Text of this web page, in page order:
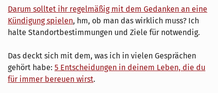
Darum solltet ihr regelmäßig mit dem Gedanken an eine
Kündigung spielen, hm, ob man das wirklich muss? Ich
halte Standortbestimmungen und Ziele für notwendig.
Das deckt sich mit dem, was ich in vielen Gesprächen
gehört habe: 5 Entscheidungen in deinem Leben, die du
für immer bereuen wirst.